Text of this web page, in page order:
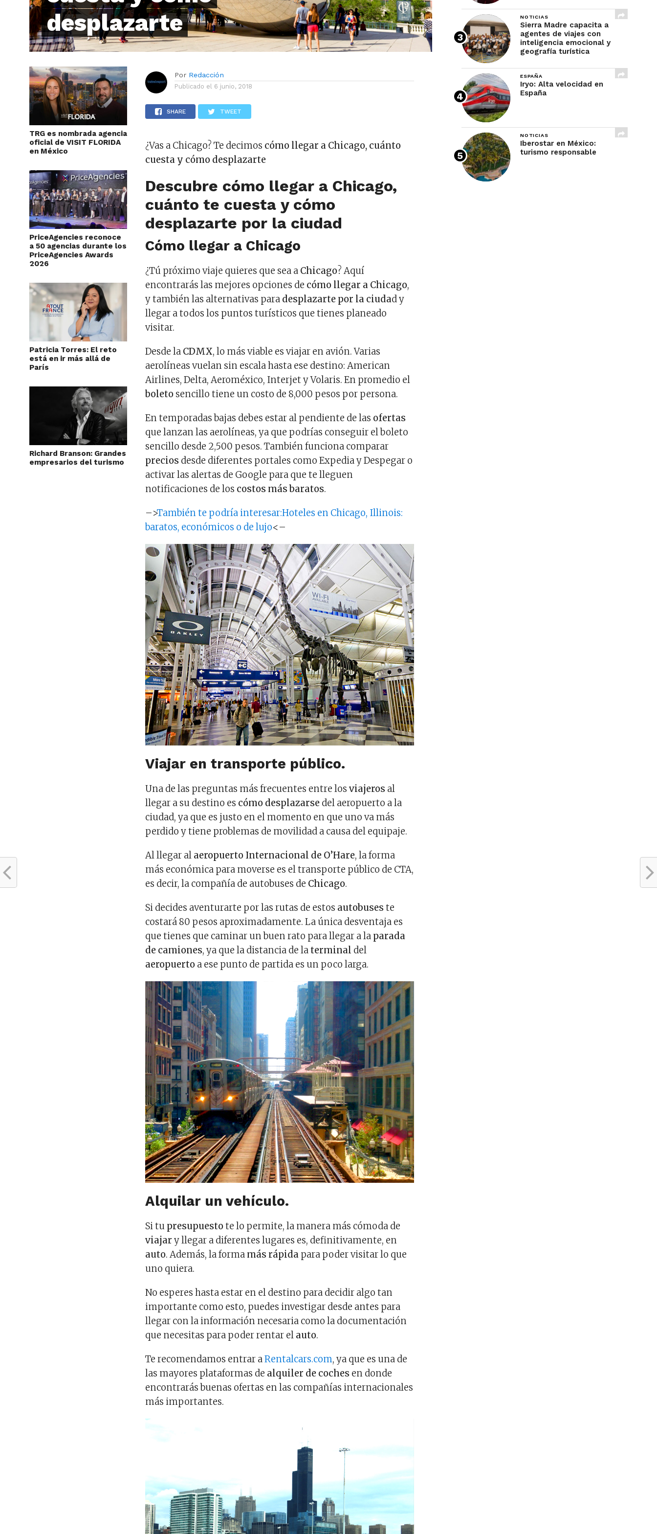
desplazarte
TRG es nombrada agencia
oficial de VISIT FLORIDA
en México
PriceAgencies reconoce
a 50 agencias durante los
PriceAgencies Awards
2026
Patricia Torres: El reto
está en ir más allá de
París
Richard Branson: Grandes
empresarios del turismo
Por Redacción
Publicado el 6 junio, 2018
SHARE TWEET
¿Vas a Chicago? Te decimos cómo llegar a Chicago, cuánto
cuesta y cómo desplazarte
Descubre cómo llegar a Chicago,
cuánto te cuesta y cómo
desplazarte por la ciudad
Cómo llegar a Chicago
¿Tú próximo viaje quieres que sea a Chicago? Aquí
encontrarás las mejores opciones de cómo llegar a Chicago,
y también las alternativas para desplazarte por la ciudad y
llegar a todos los puntos turísticos que tienes planeado
visitar.
Desde la CDMX, lo más viable es viajar en avión. Varias
aerolíneas vuelan sin escala hasta ese destino: American
Airlines, Delta, Aeroméxico, Interjet y Volaris. En promedio el
boleto sencillo tiene un costo de 8,000 pesos por persona.
En temporadas bajas debes estar al pendiente de las ofertas
que lanzan las aerolíneas, ya que podrías conseguir el boleto
sencillo desde 2,500 pesos. También funciona comparar
precios desde diferentes portales como Expedia y Despegar o
activar las alertas de Google para que te lleguen
notificaciones de los costos más baratos.
–>También te podría interesar:Hoteles en Chicago, Illinois:
baratos, económicos o de lujo<–
Viajar en transporte público.
Una de las preguntas más frecuentes entre losviajeros al
llegar a su destino es cómo desplazarse del aeropuerto a la
ciudad, ya que es justo en el momento en que uno va más
perdido y tiene problemas de movilidad a causa del equipaje.
Al llegar al aeropuerto Internacional de O’Hare, la forma
más económica para moverse es el transporte público de CTA,
es decir, la compañía de autobuses de Chicago.
Si decides aventurarte por las rutas de estos autobuses te
costará 80 pesos aproximadamente. La única desventaja es
que tienes que caminar un buen rato para llegar a la parada
de camiones, ya que la distancia de laterminal del
aeropuerto a ese punto de partida es un poco larga.
Alquilar un vehículo.
Si tu presupuestote lo permite, la manera más cómoda de
viajar y llegar a diferentes lugares es, definitivamente, en
auto. Además, la forma más rápida para poder visitar lo que
uno quiera.
No esperes hasta estar en el destino para decidir algo tan
importante como esto, puedes investigar desde antes para
llegar con la información necesaria como la documentación
que necesitas para poder rentar el auto.
Te recomendamos entrar aRentalcars.com, ya que es una de
las mayores plataformas de alquiler de coches en donde
encontrarás buenas ofertas en las compañías internacionales
más importantes.
NOTICIAS
Sierra Madre capacita a
agentes de viajes con
inteligencia emocional y
geografía turística
ESPAÑA
Iryo: Alta velocidad en
España
NOTICIAS
Iberostar en México:
turismo responsable